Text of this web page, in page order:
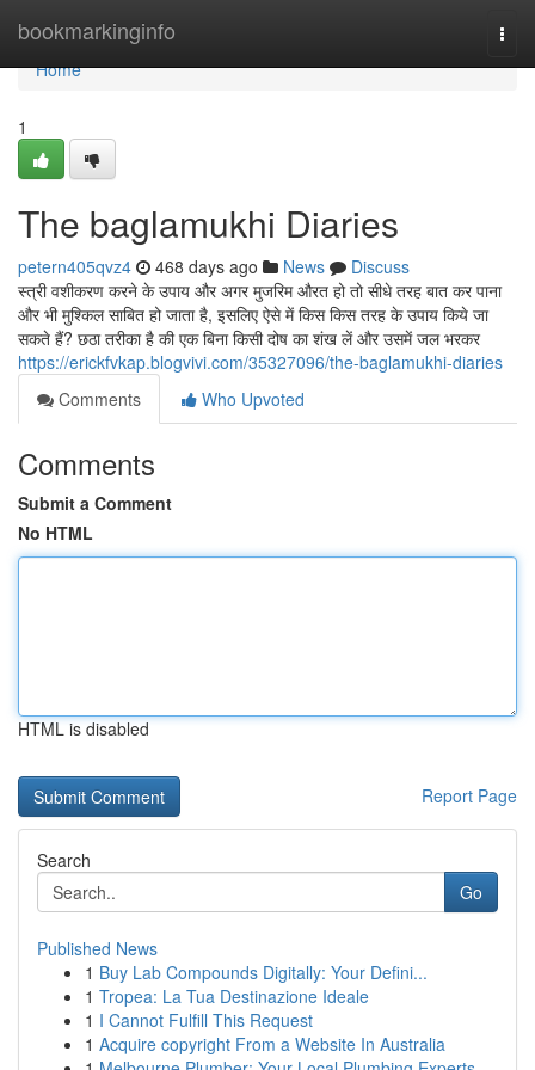
bookmarkinginfo
Home
Home
1
The baglamukhi Diaries
petern405qvz4 468 days ago News
Discuss
स्त्री वशीकरण करने के उपाय और अगर मुजरिम औरत हो तो सीधे तरह बात कर पाना
और भी मुश्किल साबित हो जाता है, इसलिए ऐसे में किस किस तरह के उपाय किये जा
सकते हैं? छठा तरीका है की एक बिना किसी दोष का शंख लें और उसमें जल भरकर
https://erickfvkap.blogvivi.com/35327096/the-baglamukhi-diaries
Comments
Who Upvoted
Comments
Submit a Comment
No HTML
HTML is disabled
Report Page
Search
Go
Published News
1 Buy Lab Compounds Digitally: Your Defini...
1 Tropea: La Tua Destinazione Ideale
1 I Cannot Fulfill This Request
1 Acquire copyright From a Website In Australia